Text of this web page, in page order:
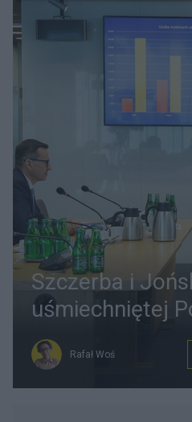
Szczerba i
uśmiechniętej
Rafał Woś